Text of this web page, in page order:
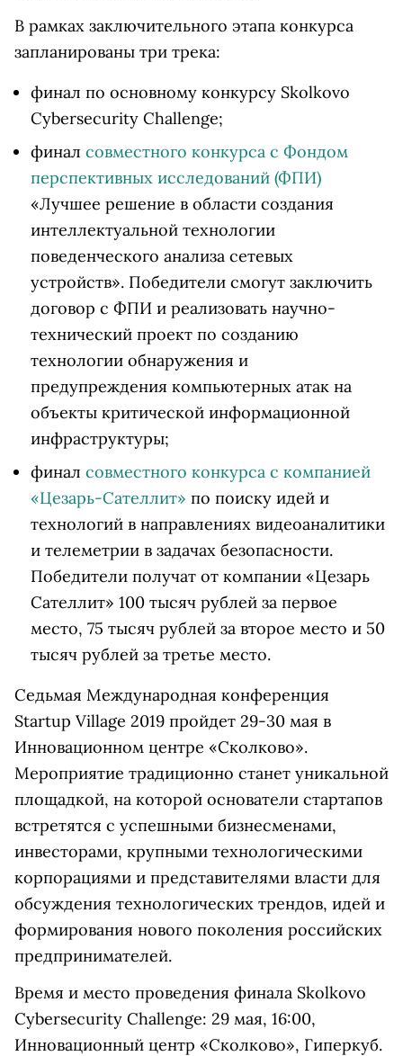
В рамках заключительного этапа конкурса
запланированы три трека:
финал по основному конкурсу Skolkovo
Cybersecurity Challenge;
финал совместного конкурса с Фондом
перспективных исследований (ФПИ)
«Лучшее решение в области создания
интеллектуальной технологии
поведенческого анализа сетевых
устройств». Победители смогут заключить
договор с ФПИ и реализовать научно-
технический проект по созданию
технологии обнаружения и
предупреждения компьютерных атак на
объекты критической информационной
инфраструктуры;
финал совместного конкурса с компанией
«Цезарь-Сателлит» по поиску идей и
технологий в направлениях видеоаналитики
и телеметрии в задачах безопасности.
Победители получат от компании «Цезарь
Сателлит» 100 тысяч рублей за первое
место, 75 тысяч рублей за второе место и 50
тысяч рублей за третье место.
Седьмая Международная конференция
Startup Village 2019 пройдет 29-30 мая в
Инновационном центре «Сколково».
Мероприятие традиционно станет уникальной
площадкой, на которой основатели стартапов
встретятся с успешными бизнесменами,
инвесторами, крупными технологическими
корпорациями и представителями власти для
обсуждения технологических трендов, идей и
формирования нового поколения российских
предпринимателей.
Время и место проведения финала Skolkovo
Cybersecurity Challenge: 29 мая, 16:00,
Инновационный центр «Сколково», Гиперкуб.